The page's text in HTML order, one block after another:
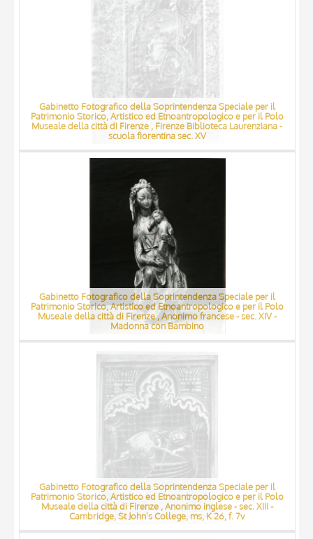
Gabinetto Fotografico della Soprintendenza Speciale per il
Patrimonio Storico, Artistico ed Etnoantropologico e per il Polo
Museale della città di Firenze , Firenze Biblioteca Laurenziana -
scuola fiorentina sec. XV
Gabinetto Fotografico della Soprintendenza Speciale per il
Patrimonio Storico, Artistico ed Etnoantropologico e per il Polo
Museale della città di Firenze , Anonimo francese - sec. XIV -
Madonna con Bambino
Gabinetto Fotografico della Soprintendenza Speciale per il
Patrimonio Storico, Artistico ed Etnoantropologico e per il Polo
Museale della città di Firenze , Anonimo inglese - sec. XIII -
Cambridge, St John's College, ms, K 26, f. 7v